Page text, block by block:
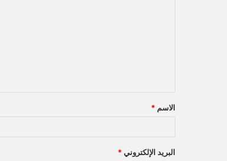
ق
*
الاسم *
البريد الإلكتروني *